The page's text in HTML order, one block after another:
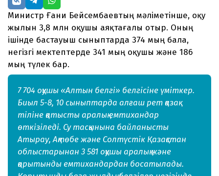
Министр Ғани Бейсембаевтың мәліметінше, оқу
жылын 3,8 млн оқушы аяқтағалы отыр. Оның
ішінде бастауыш сыныптарда 374 мың бала,
негізгі мектептерде 341 мың оқушы және 186
мың түлек бар.
7 704 оқушы «Алтын белгі» белгісіне үміткер.
Биыл 5-8, 10 сыныптарда алғаш рет қазақ
тіліне қатысты аралық емтихандар
өткізіледі. Су тасқынына байланысты
Атырау, Ақтөбе және Солтүстік Қазақстан
облыстарынан 3 581 оқушы аралық және
қорытынды емтихандардан босатылады.